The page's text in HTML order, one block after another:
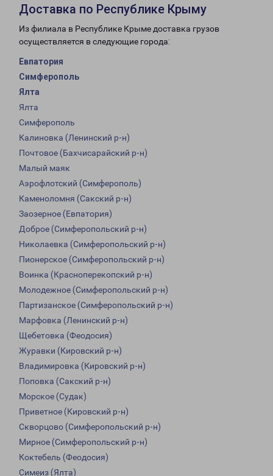
Доставка по Республике Крыму
Из филиала в Республике Крыме доставка грузов
осуществляется в следующие города:
Евпатория
Симферополь
Ялта
Ялта
Симферополь
Калиновка (Ленинский р-н)
Почтовое (Бахчисарайский р-н)
Малый маяк
Аэрофлотский (Симферополь)
Каменоломня (Сакский р-н)
Заозерное (Евпатория)
Доброе (Симферопольский р-н)
Николаевка (Симферопольский р-н)
Пионерское (Симферопольский р-н)
Воинка (Красноперекопский р-н)
Молодежное (Симферопольский р-н)
Партизанское (Симферопольский р-н)
Марфовка (Ленинский р-н)
Щебетовка (Феодосия)
Журавки (Кировский р-н)
Владимировка (Кировский р-н)
Поповка (Сакский р-н)
Морское (Судак)
Приветное (Кировский р-н)
Скворцово (Симферопольский р-н)
Мирное (Симферопольский р-н)
Коктебель (Феодосия)
Симеиз (Ялта)